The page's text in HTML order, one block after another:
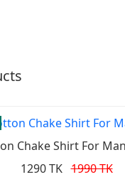
Chake Shirt For Man
1290 TK 1990 TK